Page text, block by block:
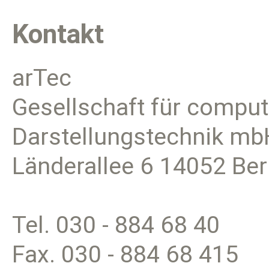
Kontakt
arTec
Gesellschaft für
Darstellungstechnik
Länderallee 6 14052
Tel. 030 - 884 68 40
Fax. 030 - 884 68 415